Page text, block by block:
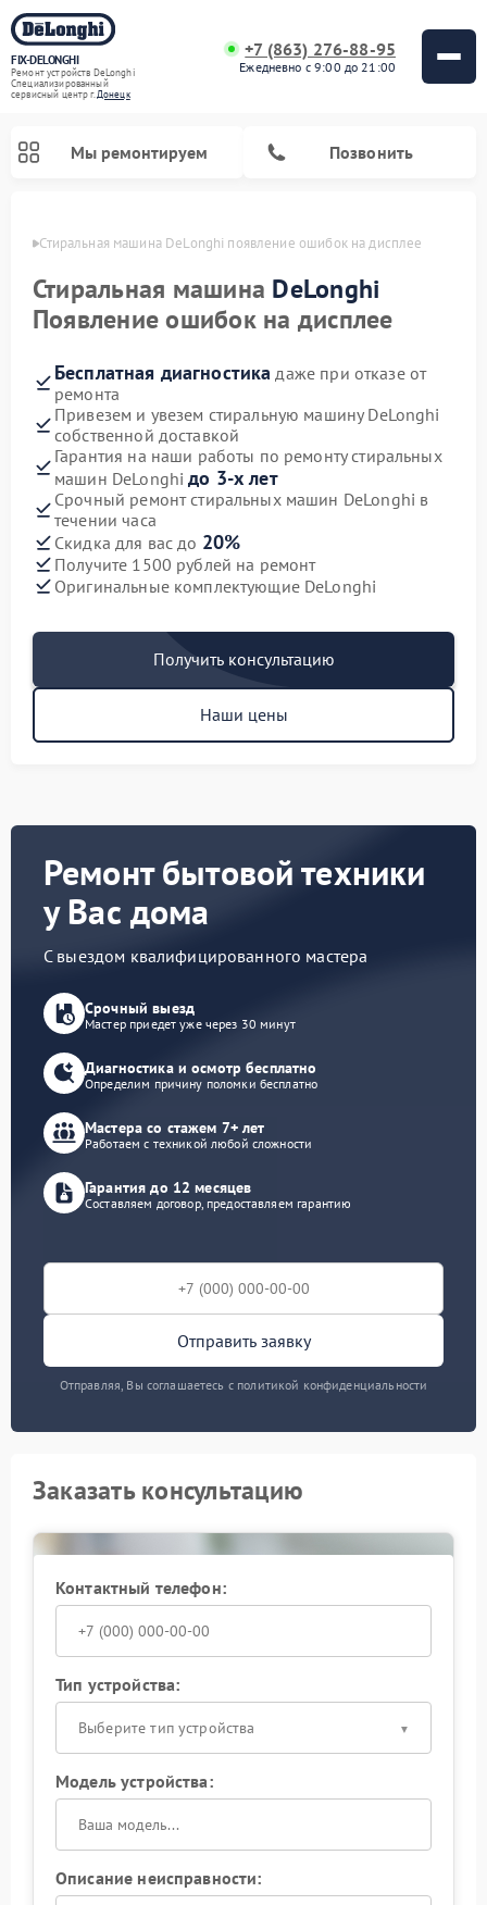
FIX-DELONGHI
Ремонт устройств DeLonghi
Специализированный
cервисный центр г.Донецк
+7 (863) 276-88-95
Ежедневно с 9:00 до 21:00
Мы ремонтируем Позвонить
Стиральная машина DeLonghi появление ошибок на дисплее
Стиральная машина DeLonghi
Появление ошибок на дисплее
Бесплатная диагностика даже при отказе от
ремонта
Привезем и увезем стиральную машину DeLonghi
собственной доставкой
Гарантия на наши работы по ремонту стиральных
машин DeLonghiдо 3-х лет
Срочный ремонт стиральных машин DeLonghi в
течении часа
Скидка для вас до 20%
Получите 1500 рублей на ремонт
Оригинальные комплектующие DeLonghi
Получить консультацию
Наши цены
Ремонт бытовой техники
у Вас дома
С выездом квалифицированного мастера
Срочный выезд
Мастер приедет уже через 30 минут
Диагностика и осмотр бесплатно
Определим причину поломки бесплатно
Мастера со стажем 7+ лет
Работаем с техникой любой сложности
Гарантия до 12 месяцев
Составляем договор, предоставляем гарантию
Отправить заявку
Отправляя, Вы соглашаетесь с политикой конфиденциальности
Заказать консультацию
Контактный телефон:
Тип устройства:
Выберите тип устройства
Модель устройства:
Описание неисправности: